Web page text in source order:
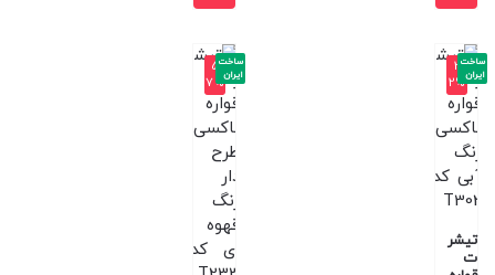
-3
2%
تیشر
ت
ساخت
ایران
-5
7%
ساخت
ایران